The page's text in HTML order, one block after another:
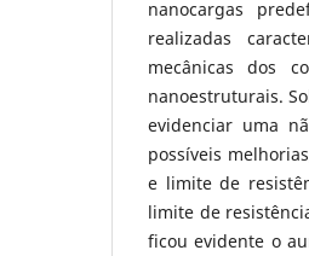
nanocargas
realizadas
mecânicas dos
nanoestruturais.
evidenciar uma
possíveis
e limite de
limite de
ficou evidente o